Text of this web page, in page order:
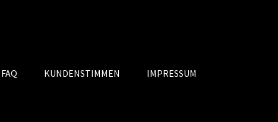
FAQ KUNDENSTIMMEN IMPRESSUM